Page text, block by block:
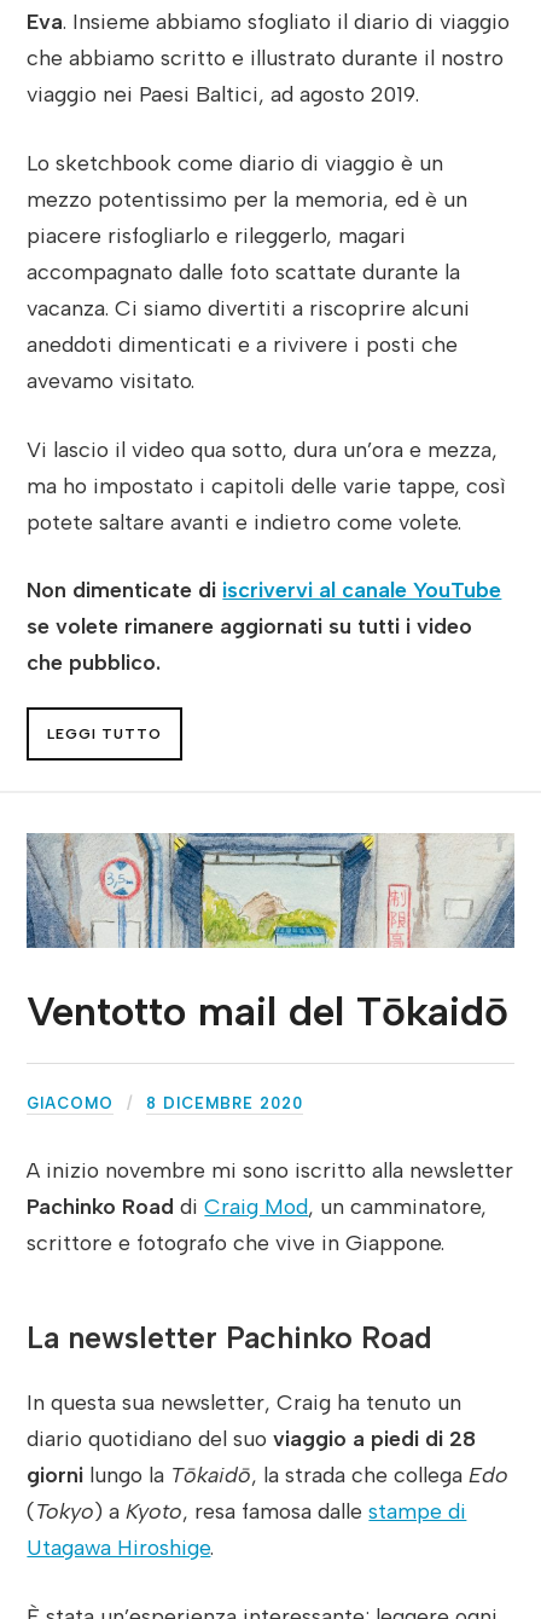
Eva. Insieme abbiamo sfogliato il diario di viaggio
che abbiamo scritto e illustrato durante il nostro
viaggio nei Paesi Baltici, ad agosto 2019.
Lo sketchbook come diario di viaggio è un
mezzo potentissimo per la memoria, ed è un
piacere risfogliarlo e rileggerlo, magari
accompagnato dalle foto scattate durante la
vacanza. Ci siamo divertiti a riscoprire alcuni
aneddoti dimenticati e a rivivere i posti che
avevamo visitato.
Vi lascio il video qua sotto, dura un’ora e mezza,
ma ho impostato i capitoli delle varie tappe, così
potete saltare avanti e indietro come volete.
Non dimenticate di iscrivervi al canale YouTube
se volete rimanere aggiornati su tutti i video
che pubblico.
LEGGI TUTTO
Ventotto mail del Tōkaidō
GIACOMO 8 DICEMBRE 2020
A inizio novembre mi sono iscritto alla newsletter
Pachinko Road diCraig Mod, un camminatore,
scrittore e fotografo che vive in Giappone.
La newsletter Pachinko Road
In questa sua newsletter, Craig ha tenuto un
diario quotidiano del suoviaggio a piedi di 28
giorni lungo la Tōkaidō, la strada che collegaEdo
(Tokyo) aKyoto, resa famosa dallestampe di
Utagawa Hiroshige.